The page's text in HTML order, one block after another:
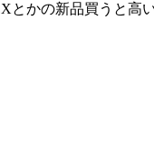
かの新品買うと高い